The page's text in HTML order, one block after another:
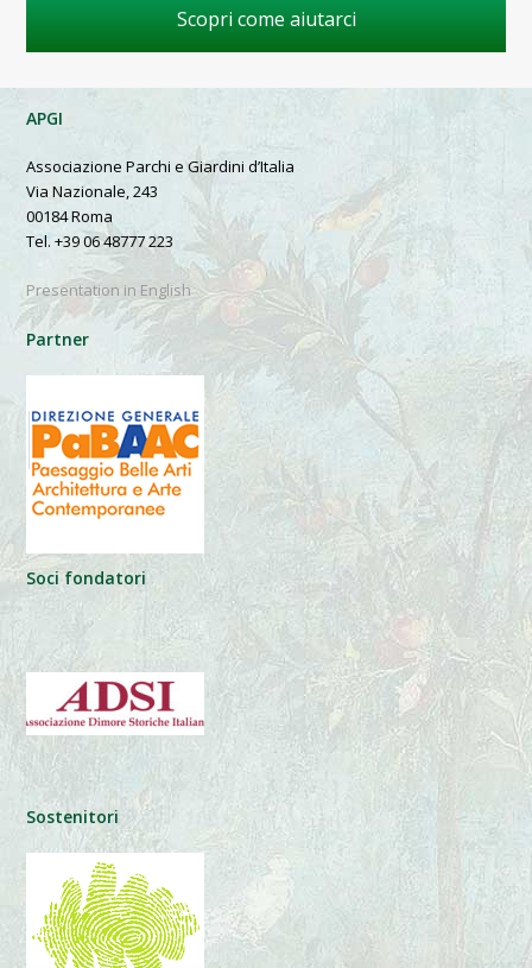
Scopri come aiutarci
APGI
Associazione Parchi e Giardini d’Italia
Via Nazionale, 243
00184 Roma
Tel. +39 06 48777 223
Presentation in English
Partner
Soci fondatori
Sostenitori